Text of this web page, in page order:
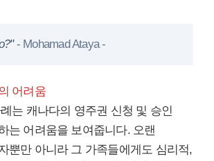
- Mohamad Ataya -
어려움
는 캐나다의 영주권 신청 및 승인
는 어려움을 보여줍니다. 오랜
뿐만 아니라 그 가족들에게도 심리적,